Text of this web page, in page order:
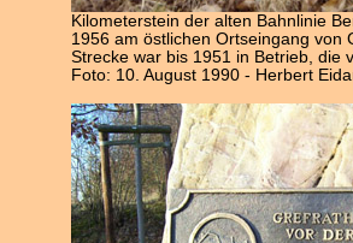
Kilometerstein der alten Bahnlinie
1956 am östlichen Ortseingang von
Strecke war bis 1951 in Betrieb, die
Foto: 10. August 1990 - Herbert